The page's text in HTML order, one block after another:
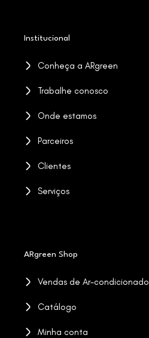
Institucional
Conheça a ARgreen
Trabalhe conosco
Onde estamos
Parceiros
Clientes
Serviços
ARgreen Shop
Vendas de Ar-condicionado
Catálogo
Minha conta